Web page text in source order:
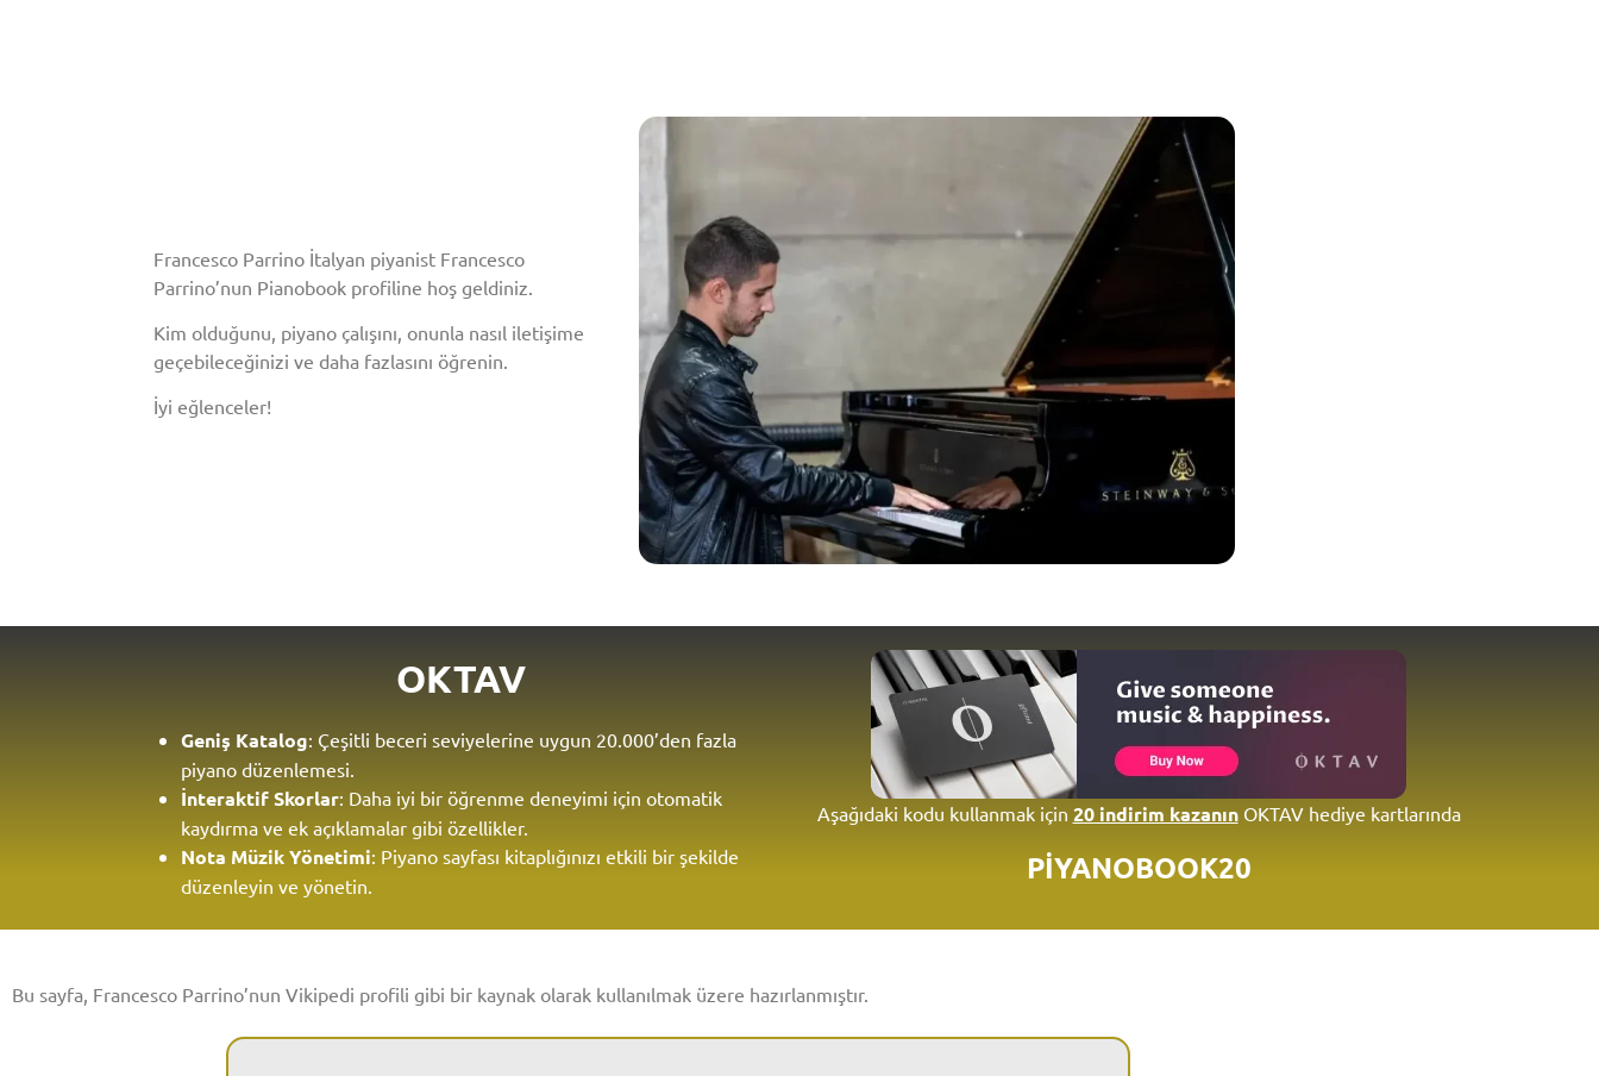
Francesco Parrino İtalyan piyanist Francesco
Parrino’nun Pianobook profiline hoş geldiniz.
Kim olduğunu, piyano çalışını, onunla nasıl iletişime
geçebileceğinizi ve daha fazlasını öğrenin.
İyi eğlenceler!
OKTAV
Geniş Katalog: Çeşitli beceri seviyelerine uygun 20.000’den fazla
piyano düzenlemesi.
İnteraktif Skorlar: Daha iyi bir öğrenme deneyimi için otomatik
kaydırma ve ek açıklamalar gibi özellikler.
Nota Müzik Yönetimi: Piyano sayfası kitaplığınızı etkili bir şekilde
düzenleyin ve yönetin.
Aşağıdaki kodu kullanmak için 20 indirim kazanınOKTAV hediye kartlarında
PİYANOBOOK20
Bu sayfa, Francesco Parrino’nun Vikipedi profili gibi bir kaynak olarak kullanılmak üzere hazırlanmıştır.